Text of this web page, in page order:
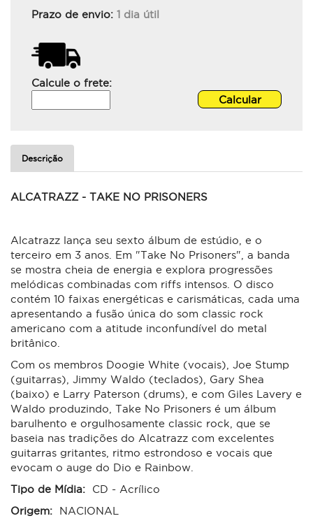
Prazo de envio: 1 dia útil
Calcule o frete:
Descrição
ALCATRAZZ - TAKE NO PRISONERS
Alcatrazz lança seu sexto álbum de estúdio, e o
terceiro em 3 anos. Em "Take No Prisoners", a banda
se mostra cheia de energia e explora progressões
melódicas combinadas com riffs intensos. O disco
contém 10 faixas energéticas e carismáticas, cada uma
apresentando a fusão única do som classic rock
americano com a atitude inconfundível do metal
britânico.
Com os membros Doogie White (vocais), Joe Stump
(guitarras), Jimmy Waldo (teclados), Gary Shea
(baixo) e Larry Paterson (drums), e com Giles Lavery e
Waldo produzindo, Take No Prisoners é um álbum
barulhento e orgulhosamente classic rock, que se
baseia nas tradições do Alcatrazz com excelentes
guitarras gritantes, ritmo estrondoso e vocais que
evocam o auge do Dio e Rainbow.
Tipo de Mídia:
CD - Acrílico
Origem:
NACIONAL